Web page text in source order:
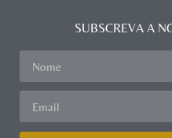
SUBSCREVA A